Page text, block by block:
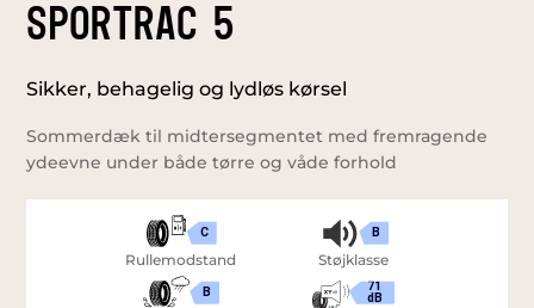
SPORTRAC 5
Sikker, behagelig og lydløs kørsel
Sommerdæk til midtersegmentet med fremragende
ydeevne under både tørre og våde forhold
C
Rullemodstand
B
B
Støjklasse
71
dB